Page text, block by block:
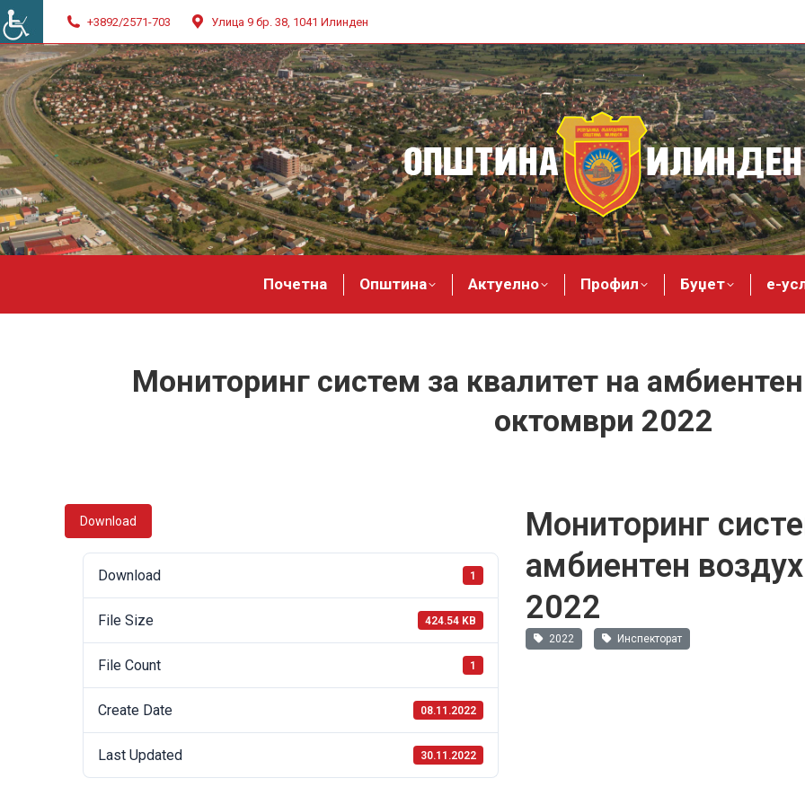
+3892/2571-703 Улица 9 бр. 38, 1041 Илинден
Почетна Општина Актуелно Профил Буџет е-
Мониторинг систем за квалитет на
октомври 2022
Download
Download 1
File Size 424.54 KB
File Count 1
Create Date 08.11.2022
Last Updated 30.11.2022
Мониторинг
амбиентен
2022
2022 Инспекторат